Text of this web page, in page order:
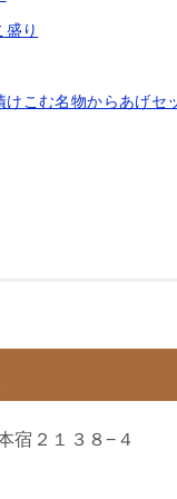
り
けこむ名物からあげセ
宿２１３８−４